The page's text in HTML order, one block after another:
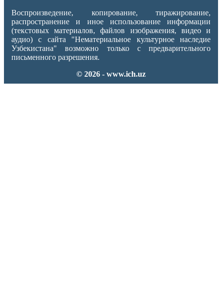
Воспроизведение, копирование, тиражирование,
распространение и иное использование информации
(текстовых материалов, файлов изображения, видео и
аудио) с сайта "Нематериальное культурное наследие
Узбекистана" возможно только с предварительного
письменного разрешения.
© 2026 - www.ich.uz